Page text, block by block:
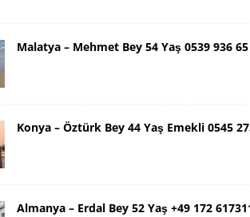
Malatya – Mehmet Bey 54 Yaş 0539 936
Konya – Öztürk Bey 44 Yaş Emekli 0545
Almanya – Erdal Bey 52 Yaş +49 172